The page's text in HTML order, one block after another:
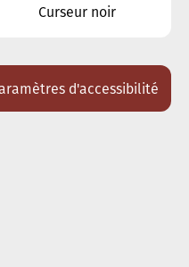
Ellergronn
Curseur noir
d'accessibilité